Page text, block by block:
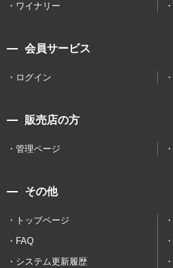
ワイナリー
会員サービス
ログイン
販売店の方
管理ページ
その他
トップページ
FAQ
システム更新履歴